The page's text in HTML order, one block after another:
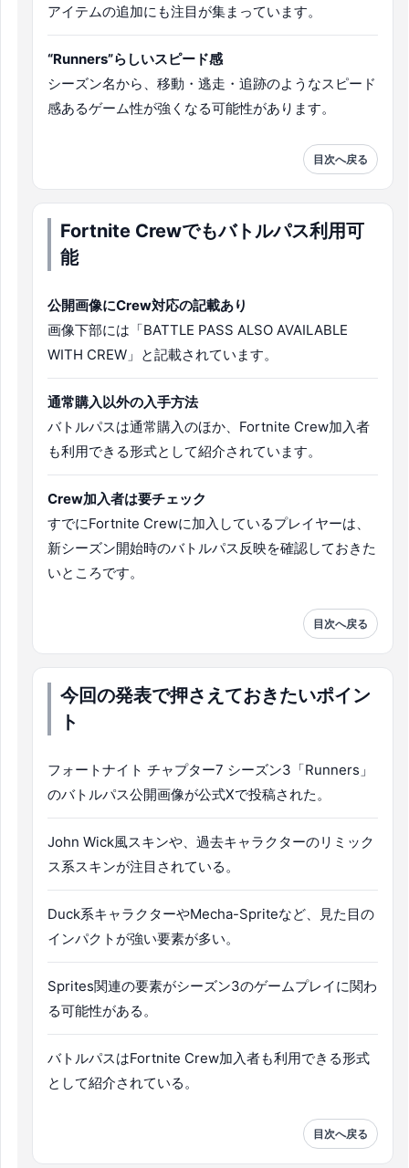
アイテムの追加にも注目が集まっています。
“Runners”らしいスピード感
シーズン名から、移動・逃走・追跡のようなスピード
感あるゲーム性が強くなる可能性があります。
目次へ戻る
Fortnite Crewでもバトルパス利用可
能
公開画像にCrew対応の記載あり
画像下部には「BATTLE PASS ALSO AVAILABLE
WITH CREW」と記載されています。
通常購入以外の入手方法
バトルパスは通常購入のほか、Fortnite Crew加入者
も利用できる形式として紹介されています。
Crew加入者は要チェック
すでにFortnite Crewに加入しているプレイヤーは、
新シーズン開始時のバトルパス反映を確認しておきた
いところです。
目次へ戻る
今回の発表で押さえておきたいポイン
ト
フォートナイト チャプター7 シーズン3「Runners」
のバトルパス公開画像が公式Xで投稿された。
John Wick風スキンや、過去キャラクターのリミック
ス系スキンが注目されている。
Duck系キャラクターやMecha-Spriteなど、見た目の
インパクトが強い要素が多い。
Sprites関連の要素がシーズン3のゲームプレイに関わ
る可能性がある。
バトルパスはFortnite Crew加入者も利用できる形式
として紹介されている。
目次へ戻る